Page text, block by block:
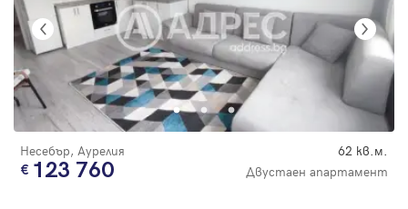
Несебър, Аурелия 62 кв.м.
123 760 Двустаен апартамент